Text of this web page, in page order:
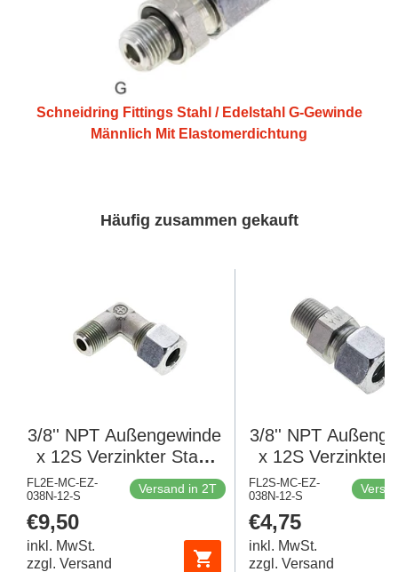
Schneidring Fittings Stahl / Edelstahl G-Gewinde
Männlich Mit Elastomerdichtung
Häufig zusammen gekauft
3/8'' NPT Außengewinde
x 12S Verzinkter Stahl
90 Grad Winkel
Schneidring 630 Bar
FL2E-MC-EZ-
038N-12-S
Versand in 2T
Regulärer
Preis
€9,50
inkl. MwSt.
zzgl. Versand
3/8'' NPT
x 12S Verzinkter
Gerader
630 Bar DIN
FL2S-MC-EZ-
038N-12-S
Regulärer
Preis
€4,75
inkl. MwSt.
zzgl. Versand